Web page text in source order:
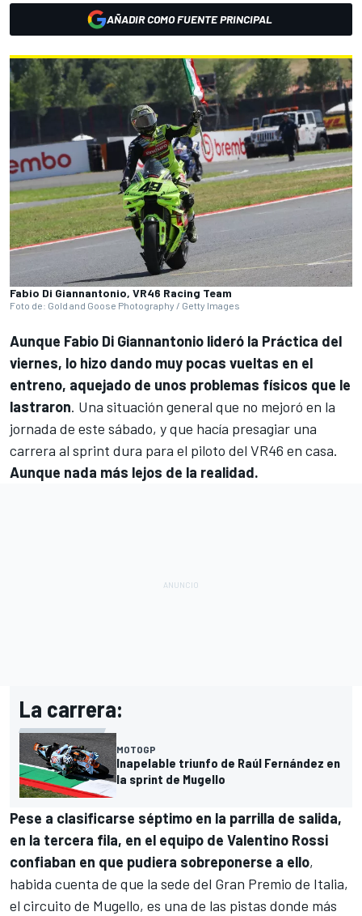
AÑADIR COMO FUENTE PRINCIPAL
Fabio Di Giannantonio, VR46 Racing Team
Foto de: Gold and Goose Photography / Getty Images
Aunque Fabio Di Giannantonio lideró la Práctica del
viernes, lo hizo dando muy pocas vueltas en el
entreno, aquejado de unos problemas físicos que le
lastraron. Una situación general que no mejoró en la
jornada de este sábado, y que hacía presagiar una
carrera al sprint dura para el piloto del VR46 en casa.
Aunque nada más lejos de la realidad.
La carrera:
MOTOGP
Inapelable triunfo de Raúl Fernández en
la sprint de Mugello
Pese a clasificarse séptimo en la parrilla de salida,
en la tercera fila, en el equipo de Valentino Rossi
confiaban en que pudiera sobreponerse a ello,
habida cuenta de que la sede del Gran Premio de Italia,
el circuito de Mugello, es una de las pistas donde más